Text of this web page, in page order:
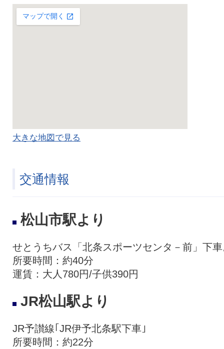
大きな地図で見る
交通情報
松山市駅より
せとうちバス「北条スポーツセンタ－前」下
所要時間：約40分
運賃：大人780円/子供390円
JR松山駅より
JR予讃線｢JR伊予北条駅下車｣
所要時間：約22分